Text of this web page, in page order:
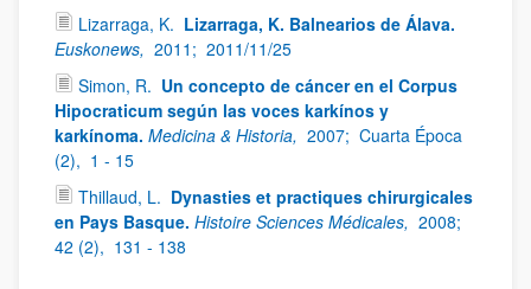
Lizarraga, K. Lizarraga, K. Balnearios de Álava.
Euskonews, 2011; 2011/11/25
Simon, R. Un concepto de cáncer en el Corpus
Hipocraticum según las voces karkínos y
karkínoma. Medicina & Historia, 2007; Cuarta Época
(2), 1 - 15
Thillaud, L. Dynasties et practiques chirurgicales
en Pays Basque. Histoire Sciences Médicales, 2008;
42 (2), 131 - 138